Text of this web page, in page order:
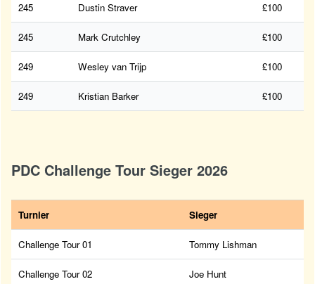
245 Dustin Straver £100
245 Mark Crutchley £100
249 Wesley van Trijp £100
249 Kristian Barker £100
PDC Challenge Tour Sieger 2026
Turnier Sieger
Challenge Tour 01 Tommy Lishman
Challenge Tour 02 Joe Hunt